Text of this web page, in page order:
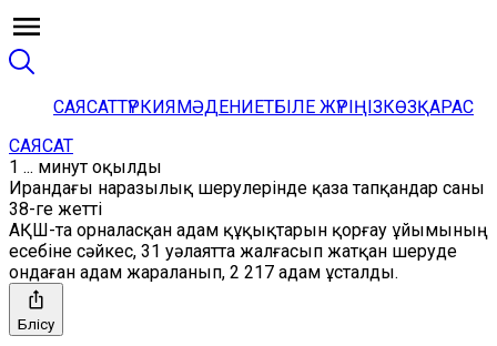
САЯСАТТҮРКИЯМӘДЕНИЕТБІЛЕ ЖҮРІҢІЗКӨЗҚАРАС
САЯСАТ
1 ... минут оқылды
Ирандағы наразылық шерулерінде қаза тапқандар саны
38-ге жетті
АҚШ-та орналасқан адам құқықтарын қорғау ұйымының
есебіне сәйкес, 31 уәлаятта жалғасып жатқан шеруде
ондаған адам жараланып, 2 217 адам ұсталды.
Бөлісу